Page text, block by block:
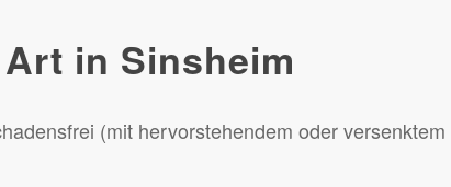
in Sinsheim
(mit hervorstehendem oder